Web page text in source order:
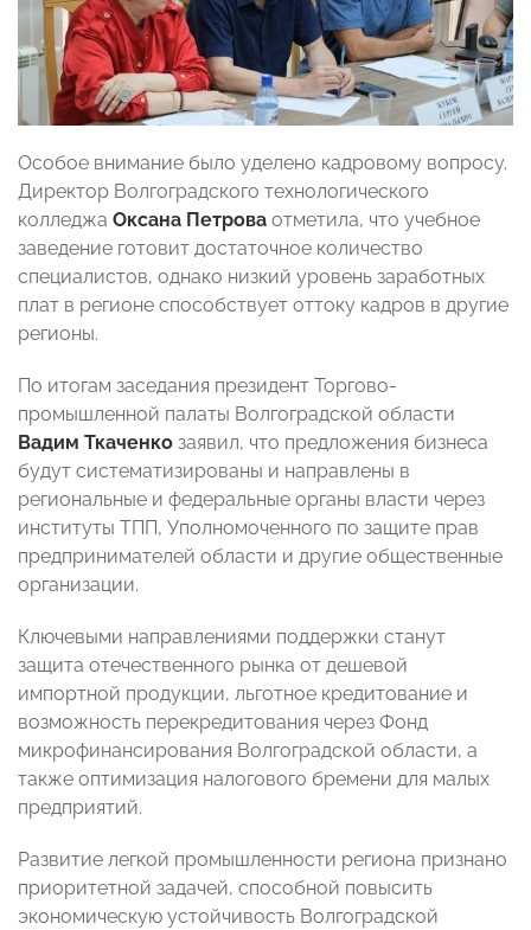
Особое внимание было уделено кадровому вопросу.
Директор Волгоградского технологического
колледжа Оксана Петрова отметила, что учебное
заведение готовит достаточное количество
специалистов, однако низкий уровень заработных
плат в регионе способствует оттоку кадров в другие
регионы.
По итогам заседания президент Торгово-
промышленной палаты Волгоградской области
Вадим Ткаченко заявил, что предложения бизнеса
будут систематизированы и направлены в
региональные и федеральные органы власти через
институты ТПП, Уполномоченного по защите прав
предпринимателей области и другие общественные
организации.
Ключевыми направлениями поддержки станут
защита отечественного рынка от дешевой
импортной продукции, льготное кредитование и
возможность перекредитования через Фонд
микрофинансирования Волгоградской области, а
также оптимизация налогового бремени для малых
предприятий.
Развитие легкой промышленности региона признано
приоритетной задачей, способной повысить
экономическую устойчивость Волгоградской